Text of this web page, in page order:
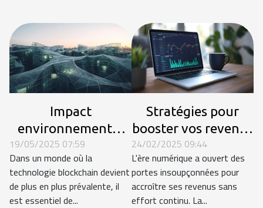
Impact
environnemental
de différentes
architectures de
blockchain
19/05/2025 07:59
Dans un monde où la
technologie blockchain devient
de plus en plus prévalente, il
est essentiel de...
Stratégies pour
booster vos revenus
passifs avec les
investissements en
ligne
24/02/2025 09:44
L'ère numérique a ouvert des
portes insoupçonnées pour
accroître ses revenus sans
effort continu. La...